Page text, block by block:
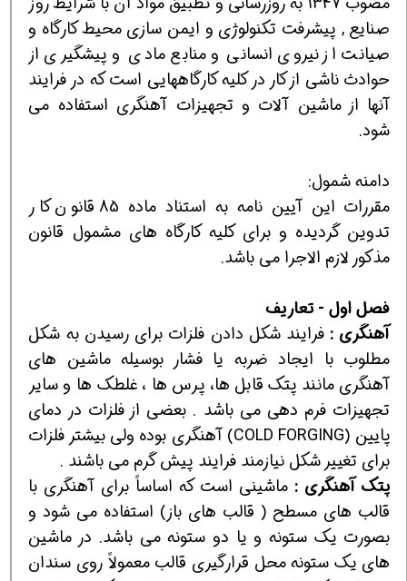
صنايع , پيشرفت تكنولوژي و ايمن سازي محيط كارگاه و
صيانت از نيروي انساني و منابع مادي و پيشگيري از
حوادث ناشي از كار در كليه كارگاههايي است كه در فرايند
آنها از ماشين آلات و تجهيزات آهنگري استفاده مي
شود.
دامنه شمول:
مقررات اين آيين نامه به استناد ماده 85 قانون كار
تدوين گرديده و براي كليه كارگاه هاي مشمول قانون
مذكور لازم الاجرا مي باشد.
فصلاول- تعاريف
آهنگري : فرايند شكل دادن فلزات براي رسيدن به شكل
مطلوب با ايجاد ضربه يا فشار بوسيله ماشين هاي
آهنگري مانند پتك قابل ها، پرس ها ، غلطك ها و ساير
تجهيزات فرم دهي مي باشد . بعضي از فلزات در دماي
پايين (COLD FORGING) آهنگري بوده ولي بيشتر فلزات
براي تغيير شكل نيازمند فرايند پيش گرم مي باشند .
پتك آهنگري :ماشيني است كه اساساً براي آهنگري با
قالب هاي مسطح ( قالب هاي باز) استفاده مي شود و
بصورت يك ستونه و يا دو ستونه مي باشد. در ماشين
هاي يك ستونه محل قرارگيري قالب معمولاً روي سندان